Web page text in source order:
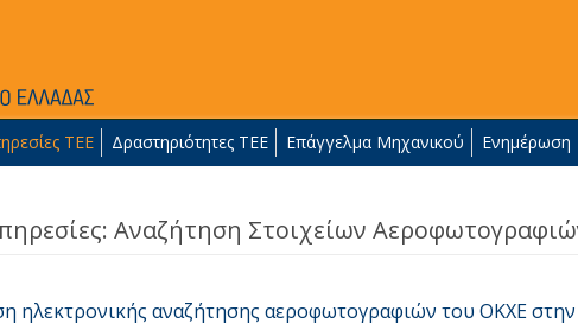
ΤΕΕ Δραστηριότητες ΤΕΕ Επάγγελμα Μηχανικού Ενημέρωση
Αναζήτηση Στοιχείων
ηλεκτρονικής αναζήτησης αεροφωτογραφιών του ΟΚΧΕ στην